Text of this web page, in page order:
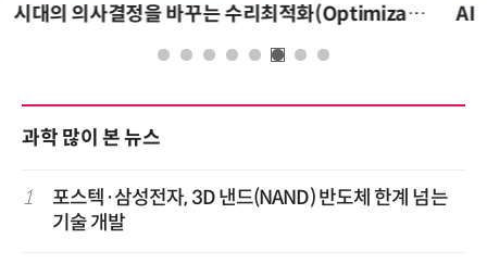
AI 핀옵스 실전 세미나: 폭증하는 AI 토큰 비용 관리 전략
과학 많이 본 뉴스
1
포스텍·삼성전자, 3D 낸드(NAND) 반도체 한계 넘는
기술 개발